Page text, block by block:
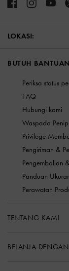
LOKASI:
BUTUH
Periksa status
FAQ
Hubungi kami
Waspada
Privilege
Pengiriman &
Pengembalian
Panduan
Perawatan
TENTANG KAMI
BELANJA